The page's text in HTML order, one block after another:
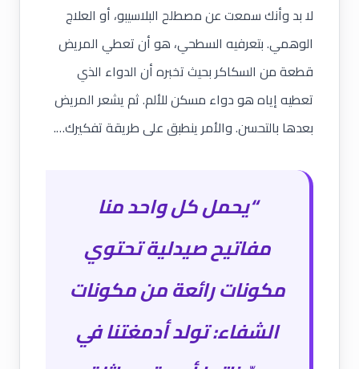
لا بد وأنك سمعت عن مصطلح البلاسيبو، أو العلاج
الوهمي. بتعرفيه السطحي، هو أن تعطي المريض
قطعة من السكاكر بحيث تخبره أن الدواء الذي
تعطيه إياه هو دواء مسكن للألم. ثم يشعر المريض
بعدها بالتحسن. والأمر ينطبق على طريقة تفكيرك….
“يحمل كل واحد منا
مفاتيح صيدلية تحتوي
مكونات رائعة من مكونات
الشفاء: تولد أدمغتنا في